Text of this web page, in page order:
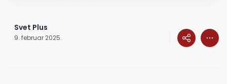
Svet Plus
9. februar 2025.